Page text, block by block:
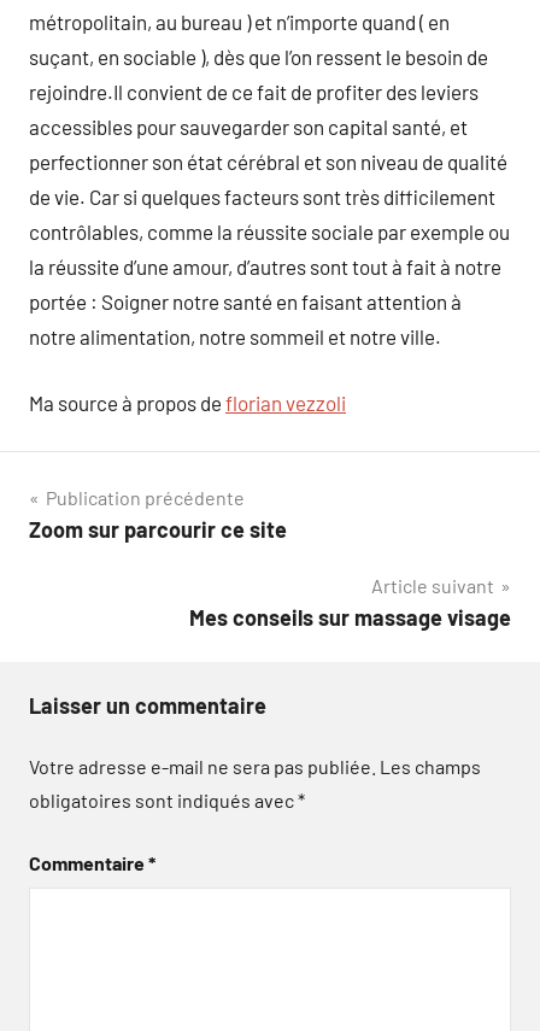
métropolitain, au bureau ) et n’importe quand ( en
suçant, en sociable ), dès que l’on ressent le besoin de
rejoindre.Il convient de ce fait de profiter des leviers
accessibles pour sauvegarder son capital santé, et
perfectionner son état cérébral et son niveau de qualité
de vie. Car si quelques facteurs sont très difficilement
contrôlables, comme la réussite sociale par exemple ou
la réussite d’une amour, d’autres sont tout à fait à notre
portée : Soigner notre santé en faisant attention à
notre alimentation, notre sommeil et notre ville.
Ma source à propos de florian vezzoli
Navigation
de
Publication précédente
Zoom sur parcourir ce site
Article suivant
Mes conseils sur massage visage
Laisser un commentaire
Votre adresse e-mail ne sera pas publiée. Les champs
obligatoires sont indiqués avec*
Commentaire*